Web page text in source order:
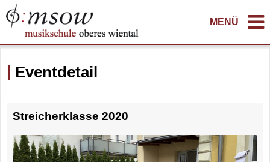
MENÜ
Eventdetail
Streicherklasse 2020